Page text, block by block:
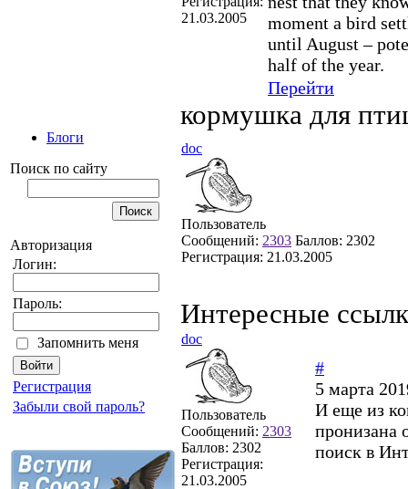
Блоги
Поиск по сайту
Авторизация
Логин:
Пароль:
Запомнить меня
Регистрация
Забыли свой пароль?
21.03.2005
moment a bird
until August –
half of the year.
Перейти
кормушка для
doc
Пользователь
Сообщений: 2303 Баллов: 2302
Регистрация: 21.03.2005
Интересные
doc
Пользователь
Сообщений: 2303
Баллов: 2302
Регистрация:
21.03.2005
#
5 марта
И еще из
пронизана
поиск в